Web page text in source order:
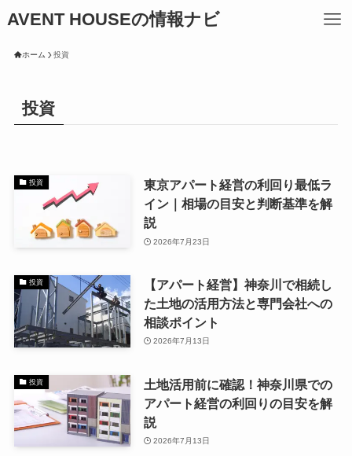
AVENT HOUSEの情報ナビ
ホーム 投資
投資
投資
東京アパート経営の利回り最低ラ
イン｜相場の目安と判断基準を解
説
2026年7月23日
投資
【アパート経営】神奈川で相続し
た土地の活用方法と専門会社への
相談ポイント
2026年7月13日
投資
土地活用前に確認！神奈川県での
アパート経営の利回りの目安を解
説
2026年7月13日